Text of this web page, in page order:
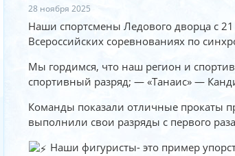
28 ноября 2025
Наши спортсмены Ледового дворца с
Всероссийских соревнованиях по
Мы гордимся, что наш регион и
спортивный разряд; — «Танаис» —
Команды показали отличные прокаты
выполнили свои разряды с первого
Наши фигуристы- это пример